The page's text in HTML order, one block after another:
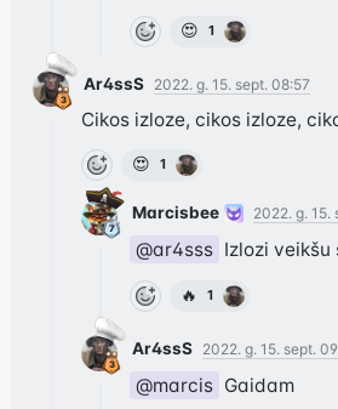
😍 1
Ar4ssS 2022. g. 15. sept. 08:57
Cikos izloze, cikos izloze,
😍 1
Marcisbee 2022. g. 15.
@ar4sss Izlozi veikšu
🔥 1
Ar4ssS 2022. g. 15. sept.
@marcis Gaidam